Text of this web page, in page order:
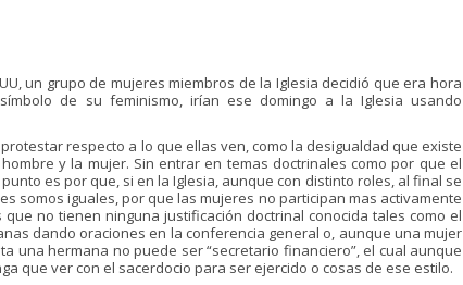
un grupo de mujeres miembros de la Iglesia decidió que era hora
de su feminismo, irían ese domingo a la Iglesia usando
respecto a lo que ellas ven, como la desigualdad que existe
y la mujer. Sin entrar en temas doctrinales como por que el
es por que, si en la Iglesia, aunque con distinto roles, al final se
somos iguales, por que las mujeres no participan mas activamente
no tienen ninguna justificación doctrinal conocida tales como el
dando oraciones en la conferencia general o, aunque una mujer
una hermana no puede ser “secretario financiero”, el cual aunque
que ver con el sacerdocio para ser ejercido o cosas de ese estilo.